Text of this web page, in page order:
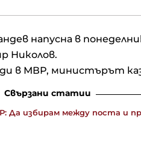
напусна в
Николов.
в МВР, министърът
Свързани статии
Да избирам между поста и